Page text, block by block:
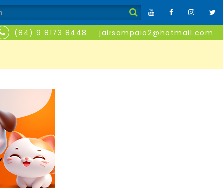
(84) 9 8173 8448 jairsampaio2@hotmail.com